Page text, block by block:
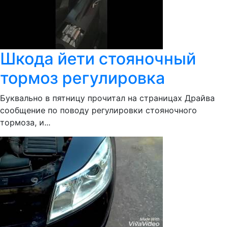
Шкода йети стояночный
тормоз регулировка
Буквально в пятницу прочитал на страницах Драйва
сообщение по поводу регулировки стояночного
тормоза, и...